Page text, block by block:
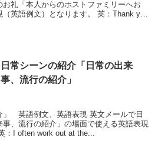
礼「本人からのホストファミリーへお
文）となります。 英：Thank you
日常シーンの紹介「日常の出来
事、流行の紹介」
文、英語表現 英文メールで日
、流行の紹介」の場面で使える英語表現
英語例文）となります。 英：I often work out at the...